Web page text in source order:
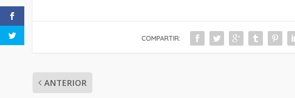
COMPARTIR:
ANTERIOR